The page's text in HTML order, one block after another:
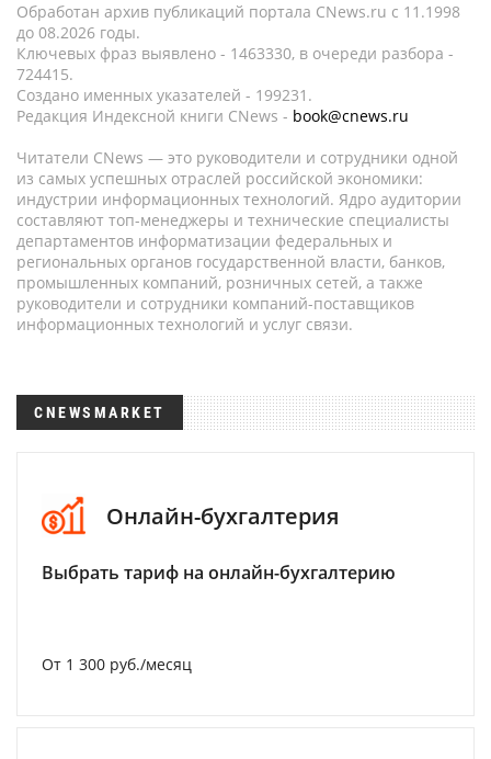
Обработан архив публикаций портала CNews.ru c 11.1998
до 08.2026 годы.
Ключевых фраз выявлено - 1463330, в очереди разбора -
724415.
Создано именных указателей - 199231.
Редакция Индексной книги CNews - book@cnews.ru
Читатели CNews — это руководители и сотрудники одной
из самых успешных отраслей российской экономики:
индустрии информационных технологий. Ядро аудитории
составляют топ-менеджеры и технические специалисты
департаментов информатизации федеральных и
региональных органов государственной власти, банков,
промышленных компаний, розничных сетей, а также
руководители и сотрудники компаний-поставщиков
информационных технологий и услуг связи.
CNEWSMARKET
Онлайн-бухгалтерия
Выбрать тариф на онлайн-бухгалтерию
От 1 300 руб./месяц